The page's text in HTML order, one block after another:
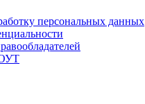
персональных данных